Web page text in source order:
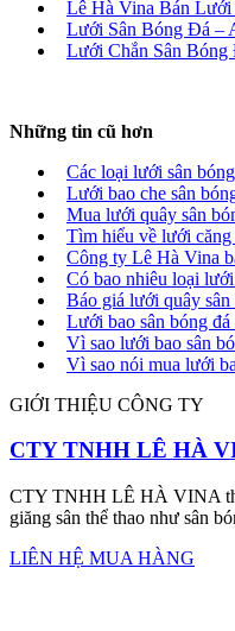
Lê Hà Vina Bán
Lưới Sân Bóng Đá –
Lưới Chắn Sân
Những tin cũ hơn
Các loại lưới sân
Lưới bao che sân
Mua lưới quây sân
Tìm hiểu về lưới căng
Công ty Lê Hà Vina
Có bao nhiêu loại
Báo giá lưới quây
Lưới bao sân bóng
Vì sao lưới bao sân
Vì sao nói mua lưới
GIỚI THIỆU CÔNG TY
CTY TNHH LÊ HÀ
CTY TNHH LÊ HÀ VINA
giăng sân thể thao như sân
LIÊN HỆ MUA HÀNG